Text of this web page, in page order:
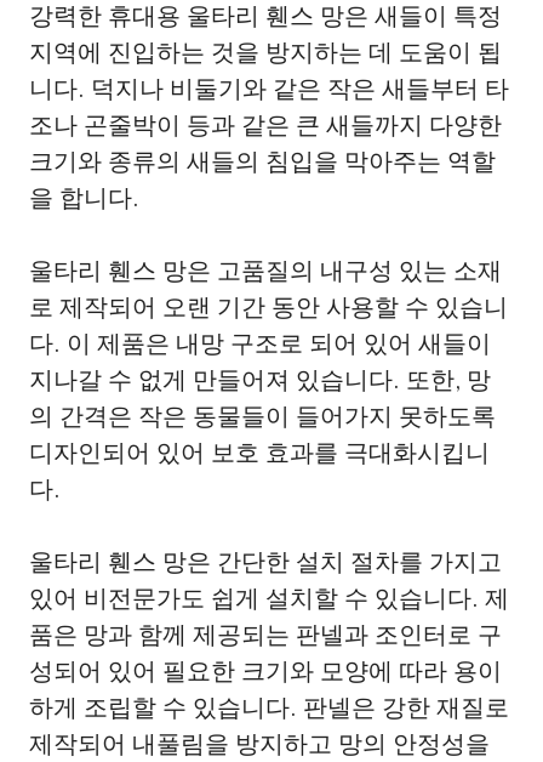
강력한 휴대용 울타리 휀스 망은 새들이 특정
지역에 진입하는 것을 방지하는 데 도움이 됩
니다. 덕지나 비둘기와 같은 작은 새들부터 타
조나 곤줄박이 등과 같은 큰 새들까지 다양한
크기와 종류의 새들의 침입을 막아주는 역할
을 합니다.
울타리 휀스 망은 고품질의 내구성 있는 소재
로 제작되어 오랜 기간 동안 사용할 수 있습니
다. 이 제품은 내망 구조로 되어 있어 새들이
지나갈 수 없게 만들어져 있습니다. 또한, 망
의 간격은 작은 동물들이 들어가지 못하도록
디자인되어 있어 보호 효과를 극대화시킵니
다.
울타리 휀스 망은 간단한 설치 절차를 가지고
있어 비전문가도 쉽게 설치할 수 있습니다. 제
품은 망과 함께 제공되는 판넬과 조인터로 구
성되어 있어 필요한 크기와 모양에 따라 용이
하게 조립할 수 있습니다. 판넬은 강한 재질로
제작되어 내풀림을 방지하고 망의 안정성을